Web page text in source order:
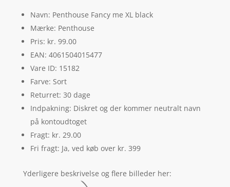
Navn: Penthouse Fancy me XL black
Mærke: Penthouse
Pris: kr. 99.00
EAN: 4061504015477
Vare ID: 15182
Farve: Sort
Returret: 30 dage
Indpakning: Diskret og der kommer neutralt navn
på kontoudtoget
Fragt: kr. 29.00
Fri fragt: Ja, ved køb over kr. 399
Yderligere beskrivelse og flere billeder her: